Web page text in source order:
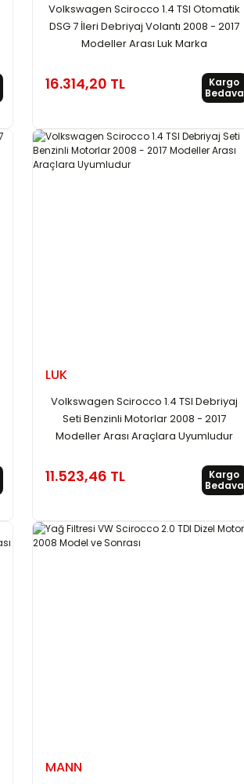
Volkswagen Scirocco 1.4 TSI Otomatik
DSG 7 İleri Debriyaj Volantı 2008 - 2017
Modeller Arası Luk Marka
16.314,20 TL
Kargo
Bedava
LUK
Volkswagen Scirocco 1.4 TSI Debriyaj
Seti Benzinli Motorlar 2008 - 2017
Modeller Arası Araçlara Uyumludur
11.523,46 TL
Kargo
Bedava
MANN